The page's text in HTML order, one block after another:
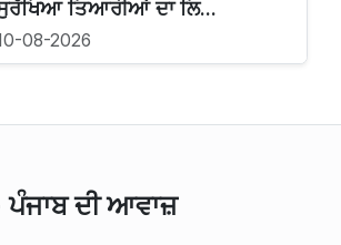
ਤਿਆਰੀਆਂ ਦਾ ਲਿ...
08-2026
ਦੀ ਆਵਾਜ਼